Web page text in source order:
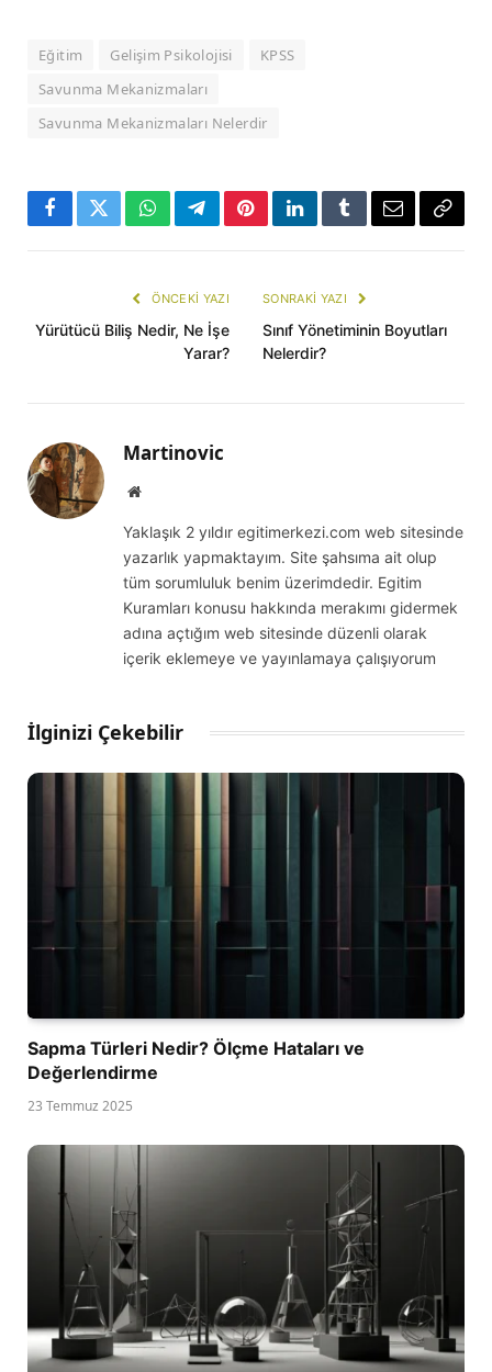
Eğitim Gelişim Psikolojisi
KPSS
Savunma Mekanizmaları
Savunma Mekanizmaları Nelerdir
FacebookTwitterWhatsAppTelegramPinterestLinkedInTumblrE-
Copy
ÖNCEKI YAZI
Yürütücü Biliş Nedir, Ne İşe
Yarar?
SONRAKI YAZI
Sınıf Yönetiminin Boyutları
Nelerdir?
Martinovic
Website
Yaklaşık 2 yıldır egitimerkezi.com web sitesinde
yazarlık yapmaktayım. Site şahsıma ait olup
tüm sorumluluk benim üzerimdedir. Egitim
Kuramları konusu hakkında merakımı gidermek
adına açtığım web sitesinde düzenli olarak
içerik eklemeye ve yayınlamaya çalışıyorum
İlginizi Çekebilir
Sapma Türleri Nedir? Ölçme Hataları ve
Değerlendirme
23 Temmuz 2025